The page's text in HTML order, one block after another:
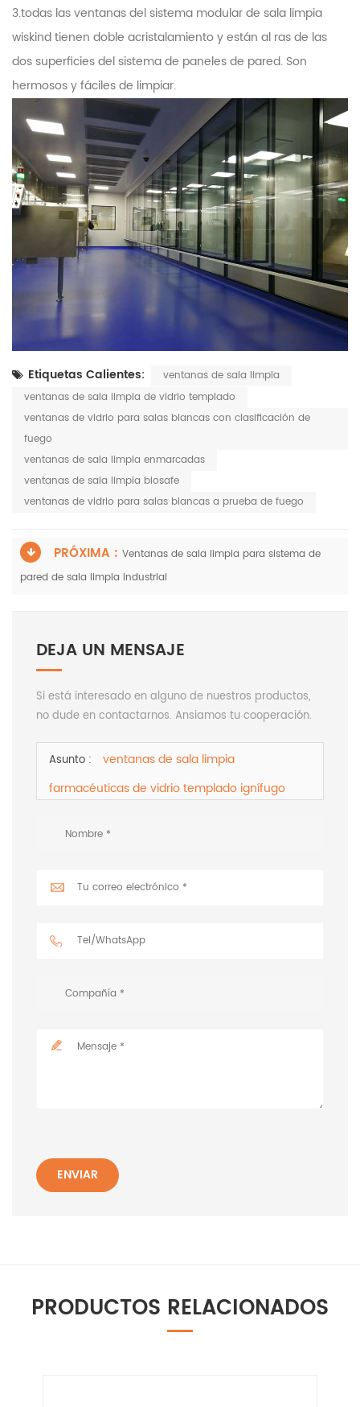
3.todas las ventanas del sistema modular de sala limpia
wiskind tienen doble acristalamiento y están al ras de las
dos superficies del sistema de paneles de pared. Son
hermosos y fáciles de limpiar.
Etiquetas Calientes:
ventanas de sala limpia
ventanas de sala limpia de vidrio templado
ventanas de vidrio para salas blancas con clasificación de
fuego
ventanas de sala limpia enmarcadas
ventanas de sala limpia biosafe
ventanas de vidrio para salas blancas a prueba de fuego
PRÓXIMA : Ventanas de sala limpia para sistema de
pared de sala limpia industrial
DEJA UN MENSAJE
Si está interesado en alguno de nuestros productos,
no dude en contactarnos. Ansiamos tu cooperación.
Asunto :
ventanas de sala limpia
farmacéuticas de vidrio templado ignífugo
ENVIAR
PRODUCTOS RELACIONADOS